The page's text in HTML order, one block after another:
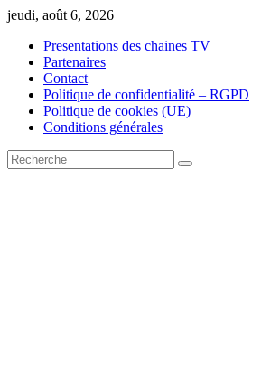
Skip
content
jeudi, août 6, 2026
Presentations des chaines TV
Partenaires
Contact
Politique de confidentialité – RGPD
Politique de cookies (UE)
Conditions générales